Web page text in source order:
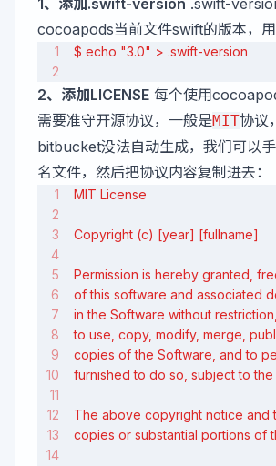
1、添加.swift-version .swift-
cocoapods当前文件swift的版本，用
$ echo "3.0" > .swift-version
2、添加LICENSE 每个使用
需要准守开源协议，一般是MIT协议
bitbucket没法自动生成，我们可以
名文件，然后把协议内容复制进去：
MIT License
Copyright (c) [year] [fullname]
Permission is hereby granted,
of this software and associated
in the Software without
to use, copy, modify, merge,
copies of the Software, and to
furnished to do so, subject to the
The above copyright notice and
copies or substantial portions of